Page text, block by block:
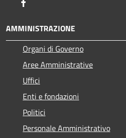
AMMINISTRAZIONE
Organi di Governo
Aree Amministrative
Uffici
Enti e fondazioni
Politici
Personale Amministrativo